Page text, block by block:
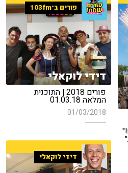
פורים ב־103fm
דידי לוקאלי
פורים 2018 | התוכנית
המלאה 01.03.18
01/03/2018
דידי לוקאלי